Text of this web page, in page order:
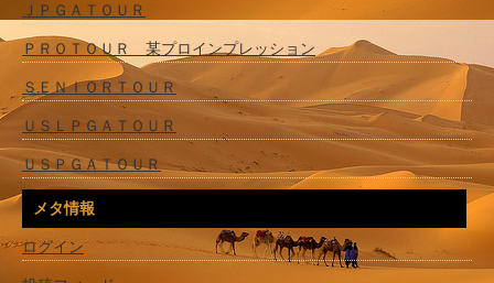
ＪＰＧＡＴＯＵＲ
ＰＲＯＴＯＵＲ 某プロインプレッション
ＳＥＮＩＯＲＴＯＵＲ
ＵＳＬＰＧＡＴＯＵＲ
ＵＳＰＧＡＴＯＵＲ
メタ情報
ログイン